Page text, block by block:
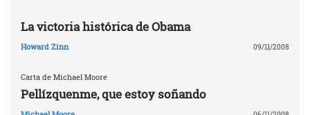
La victoria histórica de Obama
Howard Zinn 09/11/2008
Carta de Michael Moore
Pellízquenme, que estoy soñando